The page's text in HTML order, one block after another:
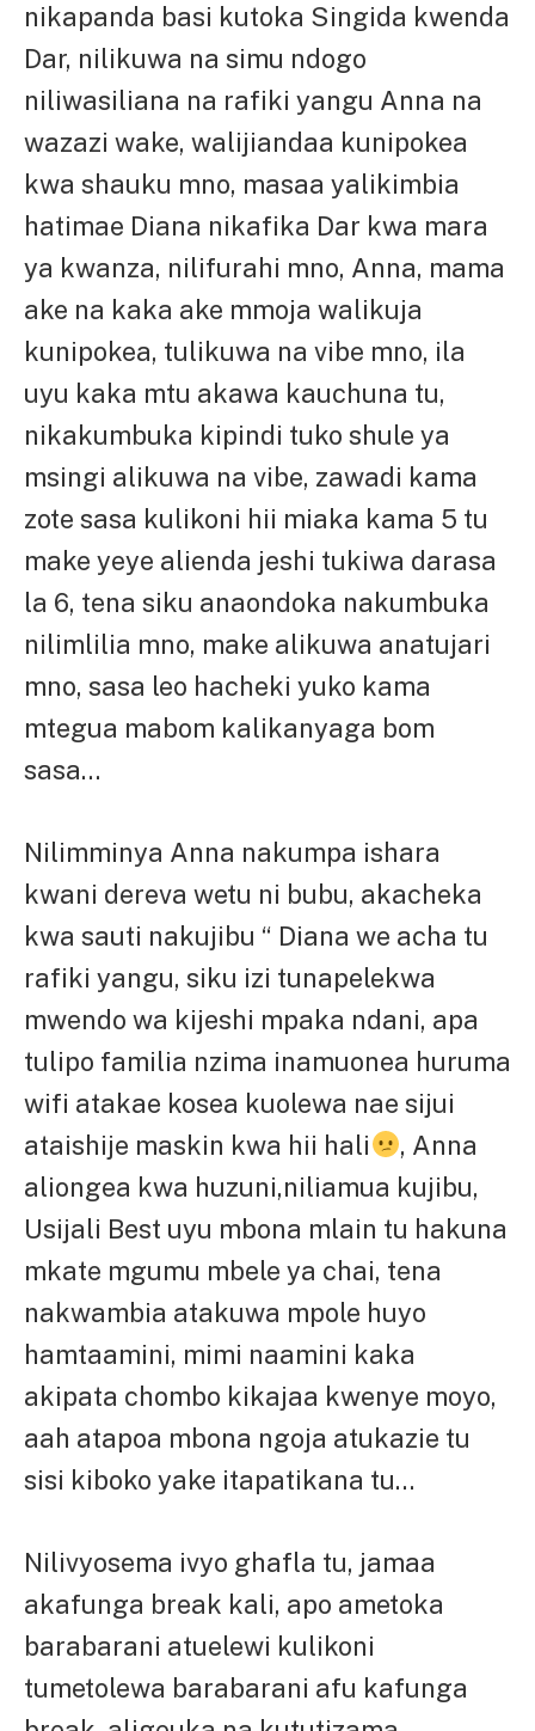
nikapanda basi kutoka Singida kwenda
Dar, nilikuwa na simu ndogo
niliwasiliana na rafiki yangu Anna na
wazazi wake, walijiandaa kunipokea
kwa shauku mno, masaa yalikimbia
hatimae Diana nikafika Dar kwa mara
ya kwanza, nilifurahi mno, Anna, mama
ake na kaka ake mmoja walikuja
kunipokea, tulikuwa na vibe mno, ila
uyu kaka mtu akawa kauchuna tu,
nikakumbuka kipindi tuko shule ya
msingi alikuwa na vibe, zawadi kama
zote sasa kulikoni hii miaka kama 5 tu
make yeye alienda jeshi tukiwa darasa
la 6, tena siku anaondoka nakumbuka
nilimlilia mno, make alikuwa anatujari
mno, sasa leo hacheki yuko kama
mtegua mabom kalikanyaga bom
sasa…
Nilimminya Anna nakumpa ishara
kwani dereva wetu ni bubu, akacheka
kwa sauti nakujibu “ Diana we acha tu
rafiki yangu, siku izi tunapelekwa
mwendo wa kijeshi mpaka ndani, apa
tulipo familia nzima inamuonea huruma
wifi atakae kosea kuolewa nae sijui
ataishije maskin kwa hii hali
, Anna
aliongea kwa huzuni,niliamua kujibu,
Usijali Best uyu mbona mlain tu hakuna
mkate mgumu mbele ya chai, tena
nakwambia atakuwa mpole huyo
hamtaamini, mimi naamini kaka
akipata chombo kikajaa kwenye moyo,
aah atapoa mbona ngoja atukazie tu
sisi kiboko yake itapatikana tu…
Nilivyosema ivyo ghafla tu, jamaa
akafunga break kali, apo ametoka
barabarani atuelewi kulikoni
tumetolewa barabarani afu kafunga